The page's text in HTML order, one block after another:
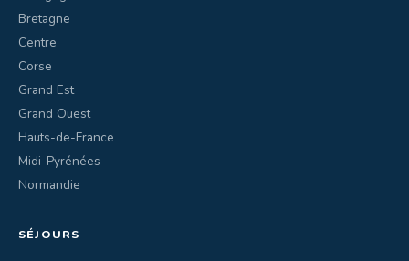
Bretagne
Centre
Corse
Grand Est
Grand Ouest
Hauts-de-France
Midi-Pyrénées
Normandie
SÉJOURS